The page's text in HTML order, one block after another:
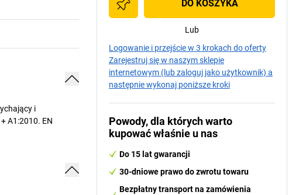
i
A1:2010. EN
DO KOSZYKA
Lub
Logowanie i przejście w 3 krokach do oferty
Zarejestruj się w naszym sklepie
internetowym (lub zaloguj jako użytkownik) a
następnie wykonaj poniższe kroki
Powody, dla których warto
kupować właśnie u nas
Do 15 lat gwarancji
30-dniowe prawo do zwrotu towaru
Bezpłatny transport na zamówienia